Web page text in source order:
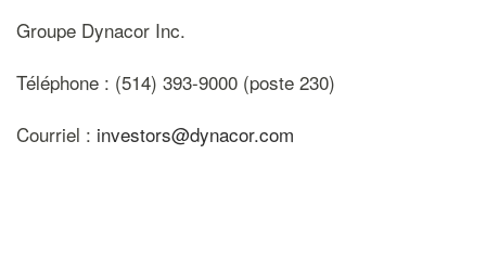
Groupe Dynacor Inc.
Téléphone : (514) 393-9000 (poste 230)
Courriel : investors@dynacor.com